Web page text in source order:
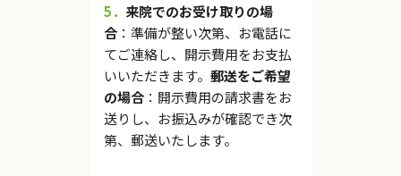
5． 来院でのお受け取りの場
合 ：準備が整い次第、お電話に
てご連絡し、開示費用をお支払
いいただきます。 郵送をご希望
の場合 ：開示費用の請求書をお
送りし、お振込みが確認でき次
第、郵送いたします。